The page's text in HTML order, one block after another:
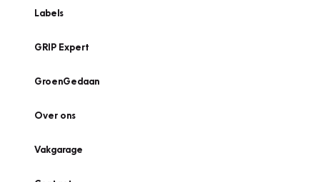
Labels
GRIP Expert
GroenGedaan
Over ons
Vakgarage